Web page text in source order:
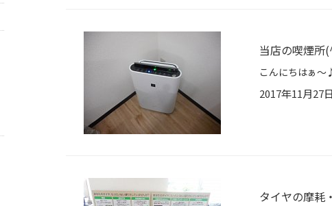
当店の喫煙所
2017年11月27日
タイヤの摩耗